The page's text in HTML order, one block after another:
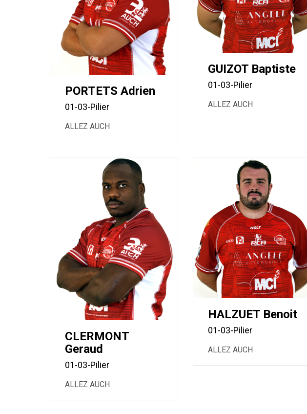
PORTETS Adrien
01-03-Pilier
ALLEZ AUCH
GUIZOT Baptiste
01-03-Pilier
ALLEZ AUCH
CLERMONT
Geraud
01-03-Pilier
ALLEZ AUCH
HALZUET Benoit
01-03-Pilier
ALLEZ AUCH